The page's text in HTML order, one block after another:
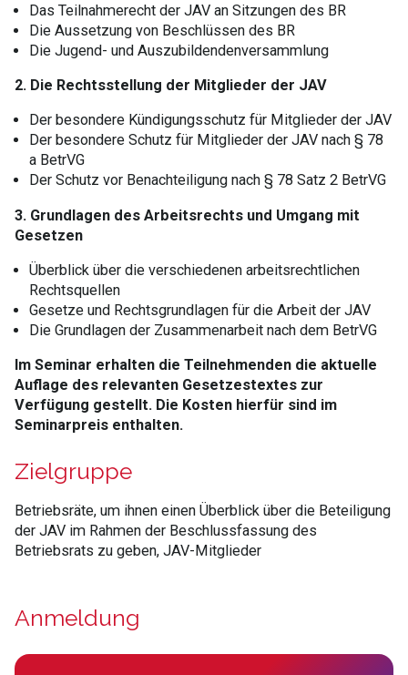
Das Teilnahmerecht der JAV an Sitzungen des BR
Die Aussetzung von Beschlüssen des BR
Die Jugend- und Auszubildendenversammlung
2. Die Rechtsstellung der Mitglieder der JAV
Der besondere Kündigungsschutz für Mitglieder der JAV
Der besondere Schutz für Mitglieder der JAV nach § 78
a BetrVG
Der Schutz vor Benachteiligung nach § 78 Satz 2 BetrVG
3. Grundlagen des Arbeitsrechts und Umgang mit
Gesetzen
Überblick über die verschiedenen arbeitsrechtlichen
Rechtsquellen
Gesetze und Rechtsgrundlagen für die Arbeit der JAV
Die Grundlagen der Zusammenarbeit nach dem BetrVG
Im Seminar erhalten die Teilnehmenden die aktuelle
Auflage des relevanten Gesetzestextes zur
Verfügung gestellt. Die Kosten hierfür sind im
Seminarpreis enthalten.
Zielgruppe
Betriebsräte, um ihnen einen Überblick über die Beteiligung
der JAV im Rahmen der Beschlussfassung des
Betriebsrats zu geben, JAV-Mitglieder
Anmeldung